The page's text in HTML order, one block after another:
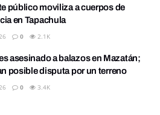
público moviliza a cuerpos de
en Tapachula
0 2.1K
asesinado a balazos en Mazatán;
posible disputa por un terreno
0 3.4K